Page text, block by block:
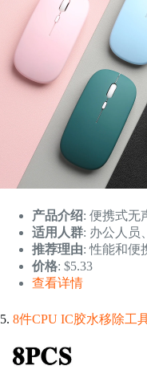
产品介绍: 便携式无
适用人群: 办公人员
推荐理由: 性能和便
价格: $5.33
查看详情
5. 8件CPU IC胶水移除工